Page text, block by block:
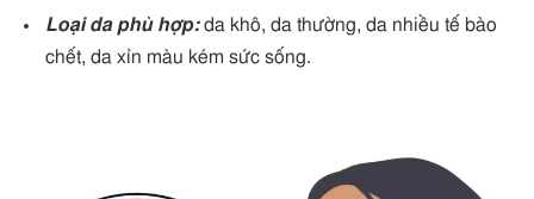
Loại da phù hợp:da khô, da thường, da nhiều tế bào
chết, da xỉn màu kém sức sống.